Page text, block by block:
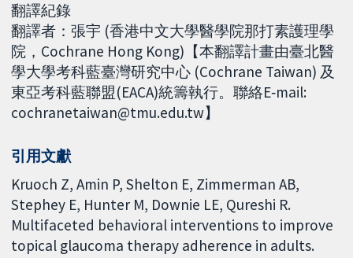
翻譯紀錄
翻譯者：張宇 (香港中文大學醫學院那打素護理學
院，Cochrane Hong Kong)【本翻譯計畫由臺北醫
學大學考科藍臺灣研究中心 (Cochrane Taiwan) 及
東亞考科藍聯盟(EACA)統籌執行。聯絡E‐mail:
cochranetaiwan@tmu.edu.tw】
引用文獻
Kruoch Z, Amin P, Shelton E, Zimmerman AB,
Stephey E, Hunter M, Downie LE, Qureshi R.
Multifaceted behavioral interventions to improve
topical glaucoma therapy adherence in adults.